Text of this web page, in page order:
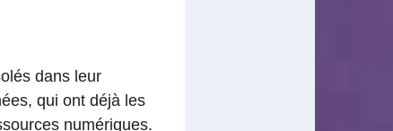
dans leur
qui ont déjà les
numériques.